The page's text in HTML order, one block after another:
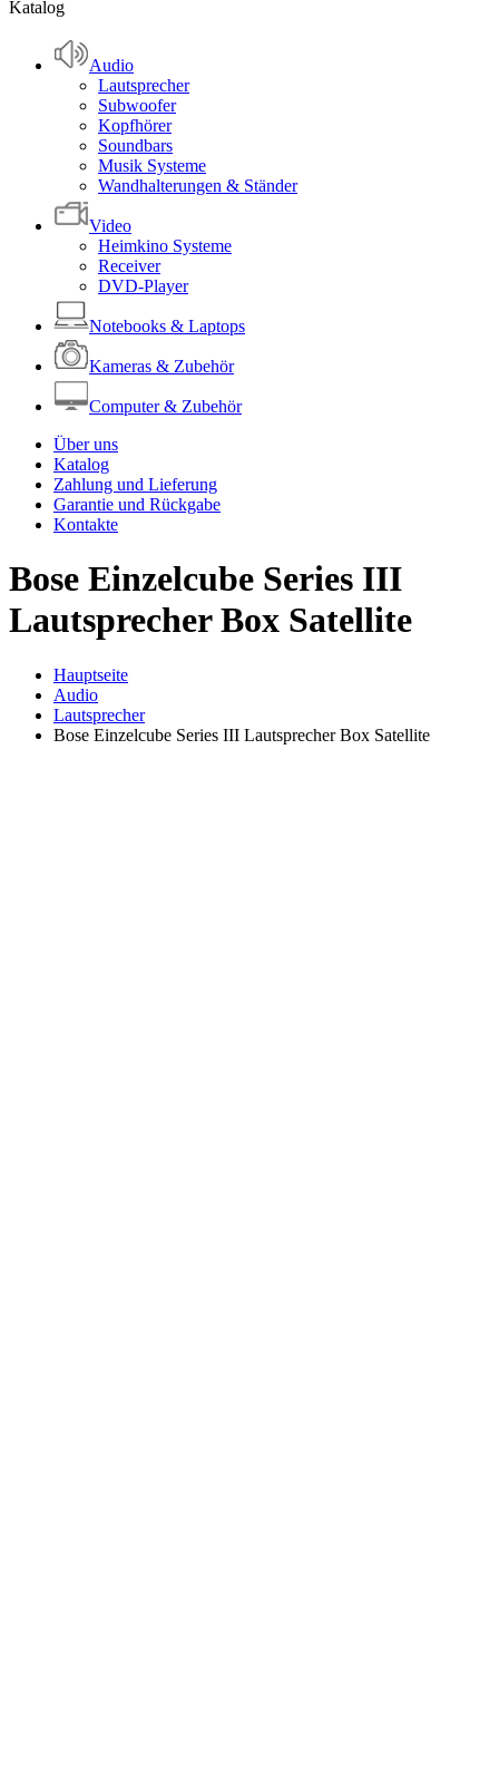
Katalog
Audio
Lautsprecher
Subwoofer
Kopfhörer
Soundbars
Musik Systeme
Wandhalterungen & Ständer
Video
Heimkino Systeme
Receiver
DVD-Player
Notebooks & Laptops
Kameras & Zubehör
Computer & Zubehör
Über uns
Katalog
Zahlung und Lieferung
Garantie und Rückgabe
Kontakte
Bose Einzelcube Series III
Lautsprecher Box Satellite
Hauptseite
Audio
Lautsprecher
Bose Einzelcube Series III Lautsprecher Box Satellite